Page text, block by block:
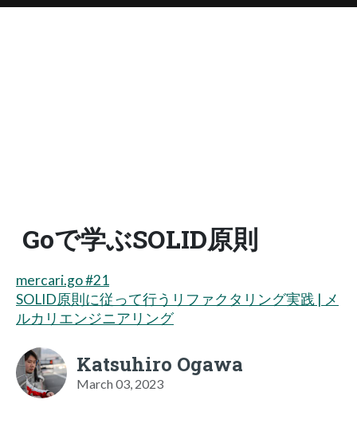
Goで学ぶSOLID原則
mercari.go #21
SOLID原則に従って行うリファクタリング実践 | メ
ルカリエンジニアリング
Katsuhiro Ogawa
March 03, 2023